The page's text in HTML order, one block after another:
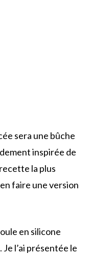
sera une bûche
inspirée de
recette la plus
en faire une version
en silicone
l’ai présentée le